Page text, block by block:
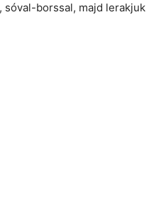
sóval-borssal, majd lerakjuk